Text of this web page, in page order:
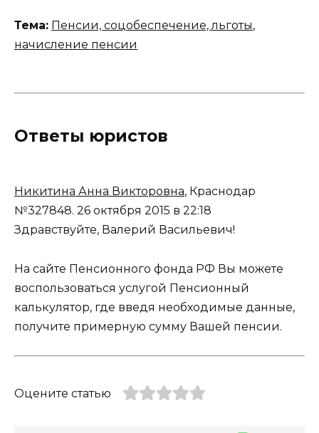
Тема: Пенсии, соцобеспечение, льготы,
начисление пенсии
Ответы юристов
Никитина Анна Викторовна, Краснодар
№327848. 26 октября 2015 в 22:18
Здравствуйте, Валерий Васильевич!
На сайте Пенсионного фонда РФ Вы можете
воспользоваться услугой Пенсионный
калькулятор, где введя необходимые данные,
получите примерную сумму Вашей пенсии.
Оцените статью